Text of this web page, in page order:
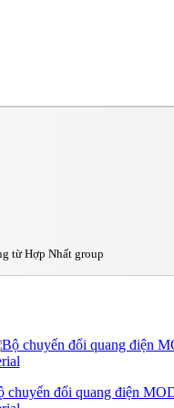
từ Hợp Nhất group
chuyển đổi quang điện